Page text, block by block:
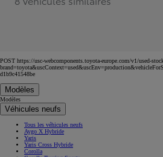
POST https://usc-webcomponents.toyota-europe.com/v1/used-
d1b9c41548be
Modèles
Modèles
Véhicules neufs
Tous les véhicules neufs
Aygo X Hybride
Yaris
Yaris Cross Hybride
Corolla